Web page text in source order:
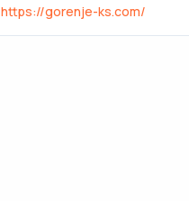
https://gorenje-ks.com/